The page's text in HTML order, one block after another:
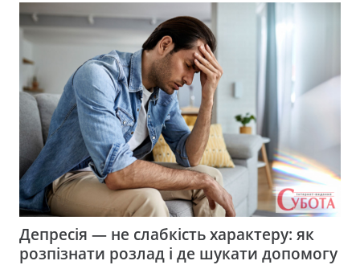
Депресія — не слабкість характеру: як
розпізнати розлад і де шукати допомогу